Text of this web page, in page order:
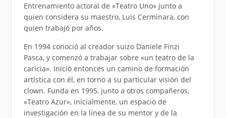
Entrenamiento actoral de «Teatro Uno» junto a
quien considera su maestro, Luis Cerminara, con
quien trabajó por años.
En 1994 conoció al creador suizo Daniele Finzi
Pasca, y comenzó a trabajar sobre «un teatro de la
caricia». Inició entonces un camino de formación
artística con él, en torno a su particular visión del
clown. Funda en 1995, junto a otros compañeros,
«Teatro Azur», inicialmente, un espacio de
investigación en la línea de su mentor y de la